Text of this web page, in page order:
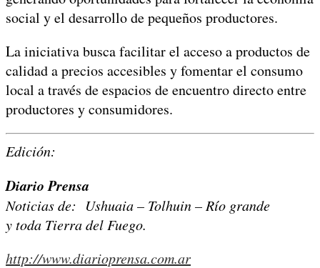
social y el desarrollo de pequeños productores.
La iniciativa busca facilitar el acceso a productos de
calidad a precios accesibles y fomentar el consumo
local a través de espacios de encuentro directo entre
productores y consumidores.
Edición:
Diario Prensa
Noticias de: Ushuaia – Tolhuin – Río grande
y toda Tierra del Fuego.
http://www.diarioprensa.com.ar